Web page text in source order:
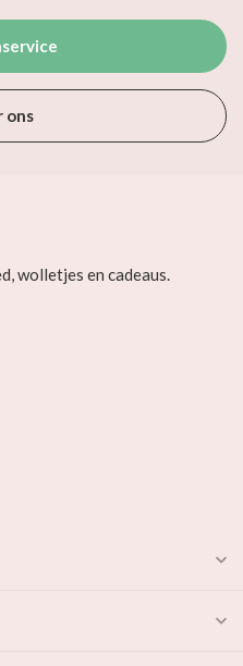
ons
wolletjes en cadeaus.